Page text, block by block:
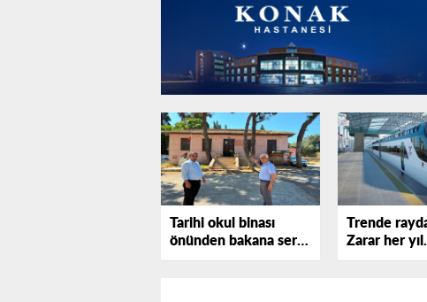
Tarihi okul binası
önünden bakana sert
tepki gösterdi!
Trende
Zarar her yıl
katlanıyor